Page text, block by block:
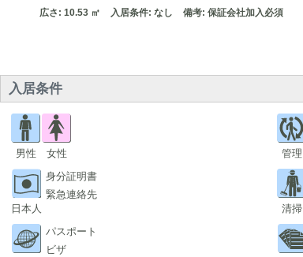
広さ: 10.53 ㎡ 入居条件: なし 備考: 保証会社加入必須
入居条件
男性 女性 管理
日本人
身分証明書
緊急連絡先
清掃
パスポート
ビザ